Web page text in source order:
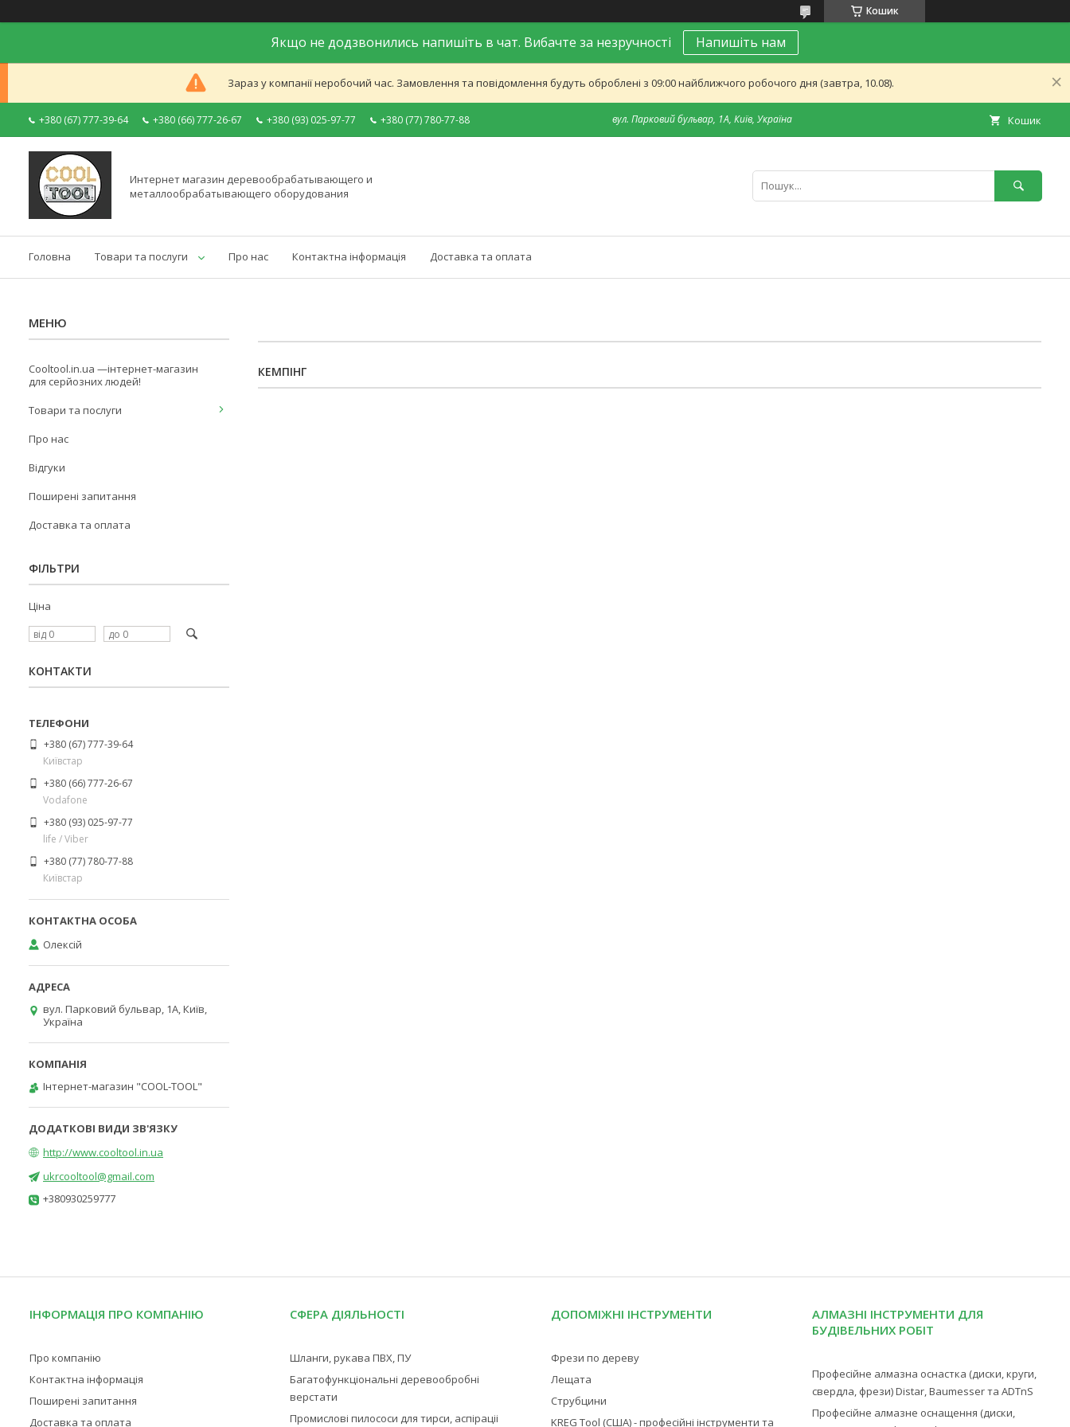
Кошик
Якщо не додзвонились напишіть в чат. Вибачте за незручності Напишіть нам
Зараз у компанії неробочий час. Замовлення та повідомлення будуть оброблені з 09:00 найближчого робочого дня (завтра, 10.08).
+380 (67) 777-39-64 +380 (66) 777-26-67 +380 (93) 025-97-77 +380 (77) 780-77-88 вул. Парковий бульвар, 1А, Київ, Україна Кошик
Интернет магазин деревообрабатывающего и
металлообрабатывающего оборудования
Головна Товари та послуги Про нас Контактна інформація Доставка та оплата
КЕМПІНГ
Cooltool.in.ua —інтернет-магазин
для серйозних людей!
Товари та послуги
Про нас
Відгуки
Поширені запитання
Доставка та оплата
ФІЛЬТРИ
Ціна
КОНТАКТИ
+380 (67) 777-39-64
Київстар
+380 (66) 777-26-67
Vodafone
+380 (93) 025-97-77
life / Viber
+380 (77) 780-77-88
Київстар
Олексій
вул. Парковий бульвар, 1А, Київ,
Україна
Інтернет-магазин "COOL-TOOL"
http://www.cooltool.in.ua
ukrcooltool@gmail.com
+380930259777
ІНФОРМАЦІЯ ПРО КОМПАНІЮ
Про компанію
Контактна інформація
Поширені запитання
Доставка та оплата
СФЕРА ДІЯЛЬНОСТІ
Шланги, рукава ПВХ, ПУ
Багатофункціональні деревообробні
верстати
Промислові пилососи для тирси, аспіраціі
ДОПОМІЖНІ ІНСТРУМЕНТИ
Фрези по дереву
Лещата
Струбцини
KREG Tool (США) - професійні інструменти та
АЛМАЗНІ ІНСТРУМЕНТИ ДЛЯ
БУДІВЕЛЬНИХ РОБІТ
Професійне алмазна оснастка (диски, круги,
свердла, фрези) Distar, Baumesser та ADTnS
Професійне алмазне оснащення (диски,